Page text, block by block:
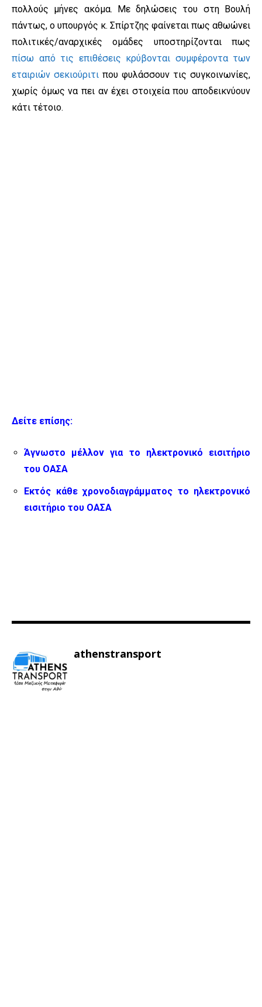
πολλούς μήνες ακόμα. Με δηλώσεις του στη Βουλή
πάντως, ο υπουργός κ. Σπίρτζης φαίνεται πως αθωώνει
πολιτικές/αναρχικές ομάδες υποστηρίζονται πως
πίσω από τις επιθέσεις κρύβονται συμφέροντα των
εταιριών σεκιούριτι που φυλάσσουν τις συγκοινωνίες,
χωρίς όμως να πει αν έχει στοιχεία που αποδεικνύουν
κάτι τέτοιο.
Δείτε επίσης:
Άγνωστο μέλλον για το ηλεκτρονικό εισιτήριο
του ΟΑΣΑ
Εκτός κάθε χρονοδιαγράμματος το ηλεκτρονικό
εισιτήριο του ΟΑΣΑ
athenstransport